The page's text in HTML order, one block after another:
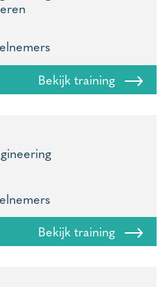
Bekijk training
Bekijk training